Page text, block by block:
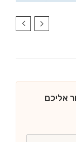
אליכם